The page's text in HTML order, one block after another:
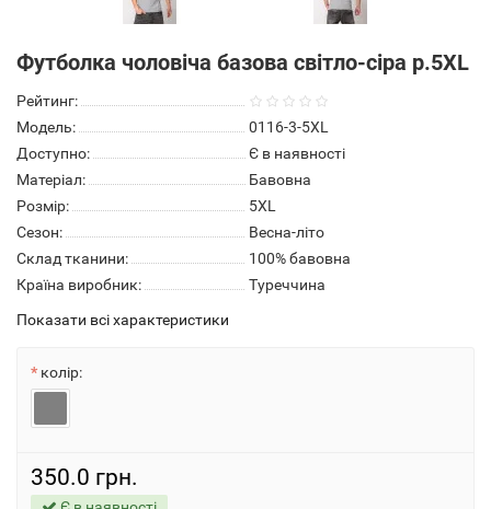
Футболка чоловіча базова світло-сіра р.5XL
Рейтинг:
Модель:
0116-3-5XL
Доступно:
Є в наявності
Матеріал:
Бавовна
Розмір:
5XL
Сезон:
Весна-літо
Склад тканини:
100% бавовна
Країна виробник:
Туреччина
Показати всі характеристики
колір:
350.0 грн.